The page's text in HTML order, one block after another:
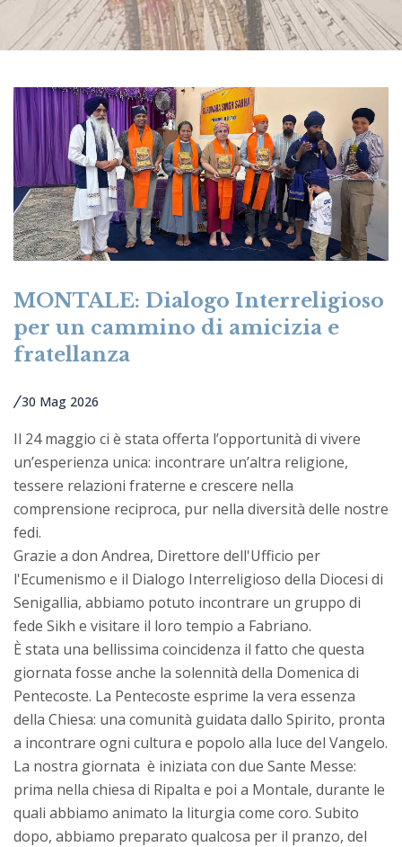
MONTALE: Dialogo Interreligioso
per un cammino di amicizia e
fratellanza
30 Mag 2026
Il 24 maggio ci è stata offerta l’opportunità di vivere
un’esperienza unica: incontrare un’altra religione,
tessere relazioni fraterne e crescere nella
comprensione reciproca, pur nella diversità delle nostre
fedi.
Grazie a don Andrea, Direttore dell'Ufficio per
l'Ecumenismo e il Dialogo Interreligioso della Diocesi di
Senigallia, abbiamo potuto incontrare un gruppo di
fede Sikh e visitare il loro tempio a Fabriano.
È stata una bellissima coincidenza il fatto che questa
giornata fosse anche la solennità della Domenica di
Pentecoste. La Pentecoste esprime la vera essenza
della Chiesa: una comunità guidata dallo Spirito, pronta
a incontrare ogni cultura e popolo alla luce del Vangelo.
La nostra giornata è iniziata con due Sante Messe:
prima nella chiesa di Ripalta e poi a Montale, durante le
quali abbiamo animato la liturgia come coro. Subito
dopo, abbiamo preparato qualcosa per il pranzo, del